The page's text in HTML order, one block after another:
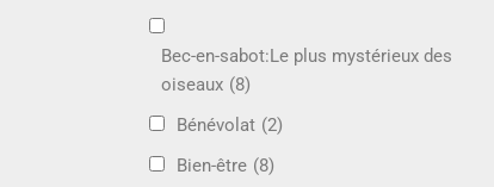
Bec-en-sabot:Le plus mystérieux des
oiseaux (8)
Bénévolat (2)
Bien-être (8)